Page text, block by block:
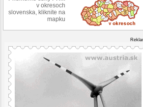
v okresoch
slovenska, kliknite na
mapku